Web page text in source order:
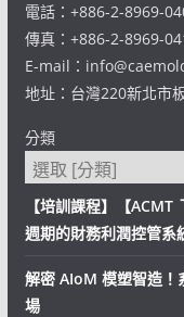
電話：+886-2-8969-
傳真：+886-2-8969-
E-mail：
地址：台灣220新北市
分類
【培訓課程】【
週期的財務利潤控管系
解密 AIoM 模塑智造！
場